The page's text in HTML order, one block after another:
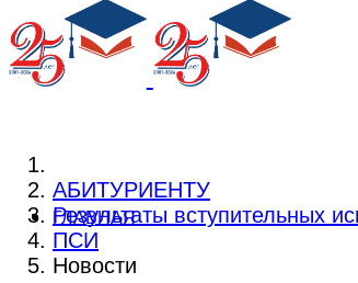
ГЛАВНАЯ
АБИТУРИЕНТУ
Результаты вступительных
ПСИ
Новости